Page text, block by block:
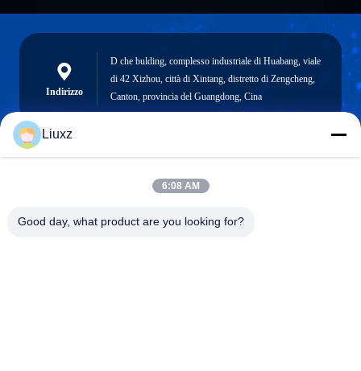
Indirizzo
D che bulding, complesso industriale di Huabang, viale
di 42 Xizhou, città di Xintang, distretto di Zengcheng,
Canton, provincia del Guangdong, Cina
liuxz@wyatm.com
Liuxz
6:08 AM
Good day, what product are you looking for?